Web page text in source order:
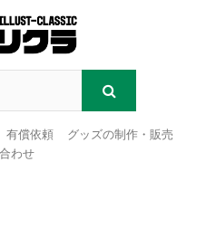
有償依頼
グッズの制作・販売
わせ